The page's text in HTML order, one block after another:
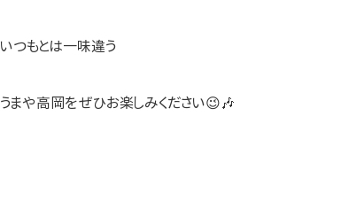
いつもとは一味違う
うまや高岡をぜひお楽しみください😉🎶